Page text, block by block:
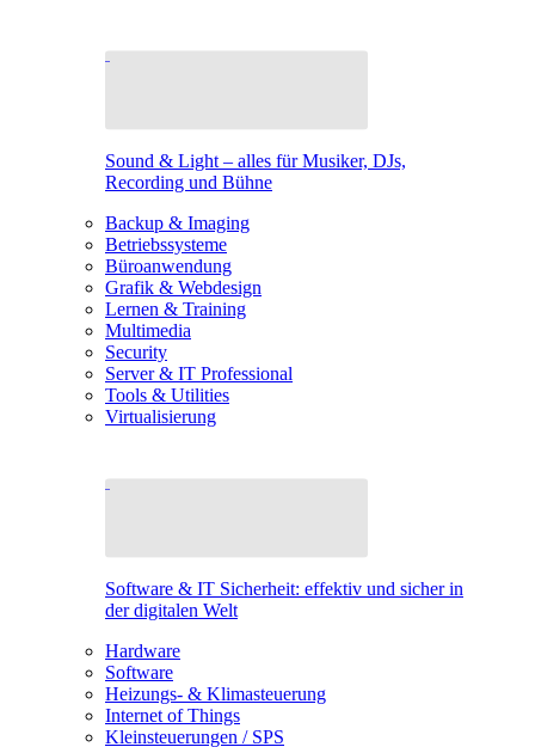
Sound & Light – alles für Musiker, DJs,
Recording und Bühne
Backup & Imaging
Betriebssysteme
Büroanwendung
Grafik & Webdesign
Lernen & Training
Multimedia
Security
Server & IT Professional
Tools & Utilities
Virtualisierung
Software & IT Sicherheit: effektiv und sicher in
der digitalen Welt
Hardware
Software
Heizungs- & Klimasteuerung
Internet of Things
Kleinsteuerungen / SPS